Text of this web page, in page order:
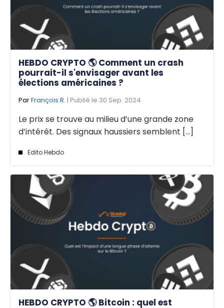
HEBDO CRYPTO 🌎 Comment un crash
pourrait-il s'envisager avant les
élections américaines ?
ParFrançois R. | Publié le 30 Sep. 2024
Le prix se trouve au milieu d’une grande zone
d’intérêt. Des signaux haussiers semblent [...]
Edito Hebdo
HEBDO CRYPTO 🌎 Bitcoin : quel est